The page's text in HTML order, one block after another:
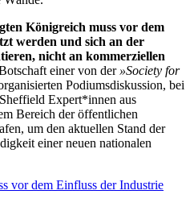
Königreich muss vor dem
werden und sich an der
nicht an kommerziellen
einer von der »Society for
Podiumsdiskussion, bei
Expert*innen aus
Bereich der öffentlichen
um den aktuellen Stand der
einer neuen nationalen
vor dem Einfluss der Industrie